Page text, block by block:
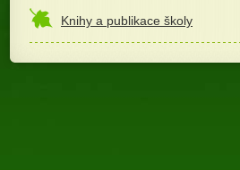
Knihy a publikace školy